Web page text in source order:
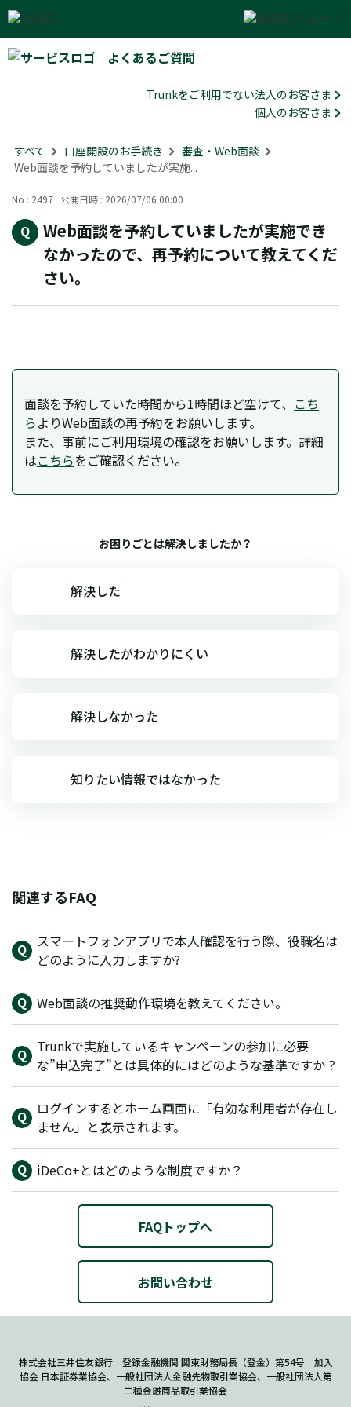
よくあるご質問
Trunkをご利用でない法人のお客さま
個人のお客さま
すべて > 口座開設のお手続き > 審査・Web面談 >
Web面談を予約していましたが実施...
No : 2497 公開日時 : 2026/07/06 00:00
Web面談を予約していましたが実施でき
なかったので、再予約について教えてくだ
さい。
面談を予約していた時間から1時間ほど空けて、 こち
らよりWeb面談の再予約をお願いします。
また、事前にご利用環境の確認をお願いします。詳細
はこちらをご確認ください。
お困りごとは解決しましたか？
解決した
解決したがわかりにくい
解決しなかった
知りたい情報ではなかった
関連するFAQ
スマートフォンアプリで本人確認を行う際、役職名は
どのように入力しますか?
Web面談の推奨動作環境を教えてください。
Trunkで実施しているキャンペーンの参加に必要
な”申込完了”とは具体的にはどのような基準ですか？
ログインするとホーム画面に「有効な利用者が存在し
ません」と表示されます。
iDeCo+とはどのような制度ですか？
FAQトップへ
お問い合わせ
株式会社三井住友銀行 登録金融機関 関東財務局長（登金）第54号 加入
協会 日本証券業協会、一般社団法人金融先物取引業協会、一般社団法人第
二種金融商品取引業協会